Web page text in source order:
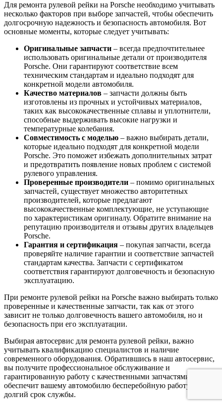
Для ремонта рулевой рейки на Porsche необходимо учитывать
несколько факторов при выборе запчастей, чтобы обеспечить
долгосрочную надежность и безопасность автомобиля. Вот
основные моменты, которые следует учитывать:
Оригинальные запчасти – всегда предпочтительнее
использовать оригинальные детали от производителя
Porsche. Они гарантируют соответствие всем
техническим стандартам и идеально подходят для
конкретной модели автомобиля.
Качество материалов – запчасти должны быть
изготовлены из прочных и устойчивых материалов,
таких как высококачественные сплавы и уплотнители,
способные выдерживать высокие нагрузки и
температурные колебания.
Совместимость с моделью – важно выбирать детали,
которые идеально подходят для конкретной модели
Porsche. Это поможет избежать дополнительных затрат
и предотвратить появление новых проблем с системой
рулевого управления.
Проверенные производители – помимо оригинальных
запчастей, существует множество авторитетных
производителей, которые предлагают
высококачественные комплектующие, не уступающие
по характеристикам оригиналу. Обратите внимание на
репутацию производителя и отзывы других владельцев
Porsche.
Гарантия и сертификация – покупая запчасти, всегда
проверяйте наличие гарантии и соответствие запчастей
стандартам качества. Запчасти с сертификатом
соответствия гарантируют долговечность и безопасную
эксплуатацию.
При ремонте рулевой рейки на Porsche важно выбирать только
проверенные и качественные запчасти, так как от этого
зависит не только долговечность вашего автомобиля, но и
безопасность при его эксплуатации.
Выбирая автосервис для ремонта рулевой рейки, важно
учитывать квалификацию специалистов и наличие
современного оборудования. Обратившись в наш автосервис,
вы получите профессиональное обслуживание и
гарантированную работу с качественными запчастями, что
обеспечит вашему автомобилю бесперебойную работу и
долгий срок службы.